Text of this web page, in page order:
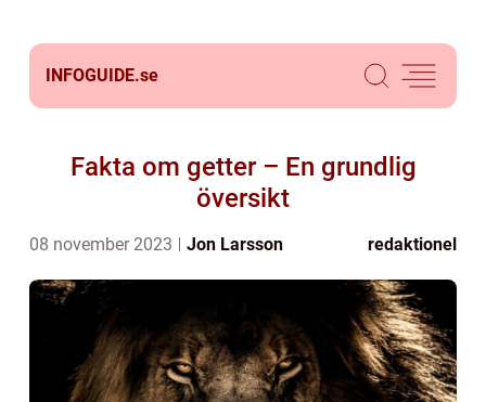
INFOGUIDE.se
Fakta om getter – En grundlig
översikt
08 november 2023 Jon Larsson redaktionel